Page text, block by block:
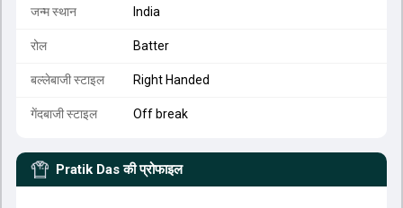
जन्म स्थान India
रोल Batter
बल्लेबाजी स्टाइल Right Handed
गेंदबाजी स्टाइल Off break
Pratik Das की प्रोफाइल